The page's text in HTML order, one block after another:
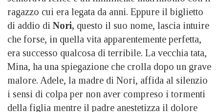
ragazzo cui era legata da anni. Eppure il biglietto
di addio di Nori, questo il suo nome, lascia intuire
che forse, in quella vita apparentemente perfetta,
era successo qualcosa di terribile. La vecchia tata,
Mina, ha una spiegazione che crolla dopo un grave
malore. Adele, la madre di Nori, affida al silenzio
i sensi di colpa per non aver compreso i tormenti
della figlia mentre il padre anestetizza il dolore